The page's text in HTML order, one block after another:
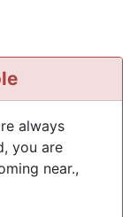
always
you are
near.,